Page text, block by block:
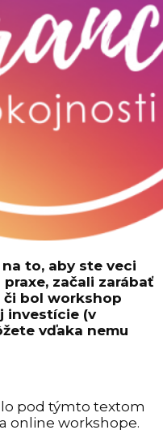
to, aby ste veci
začali zarábať
či bol workshop
investície (v
vďaka nemu
pod týmto textom
online workshope.